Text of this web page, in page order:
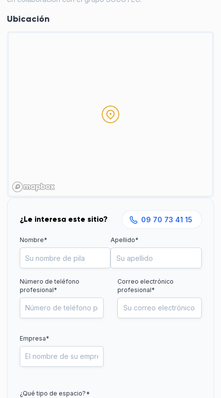
Ubicación
¿Le interesa este sitio? 09 70 73 41 15
Nombre* Apellido*
Número de teléfono
profesional*
Correo electrónico
profesional*
Empresa*
¿Qué tipo de espacio?*